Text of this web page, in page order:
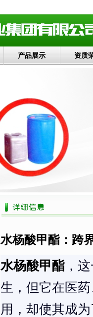
产品展示 资质
水杨酸甲酯：跨
水杨酸甲酯，
生，但它在医
用，却使其成